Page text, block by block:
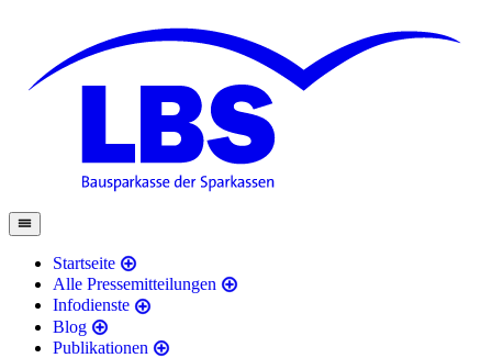
Startseite
Alle Pressemitteilungen
Infodienste
Blog
Publikationen